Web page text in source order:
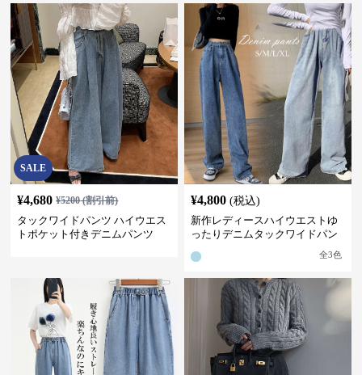
SALE
¥4,680 ¥5200(割引前)
タックワイドパンツ ハイウエス
トポケット付きデニムパンツ
¥4,800 (税込)
新作レディースハイウエストゆ
ったりデニムタックワイドパン
全3色